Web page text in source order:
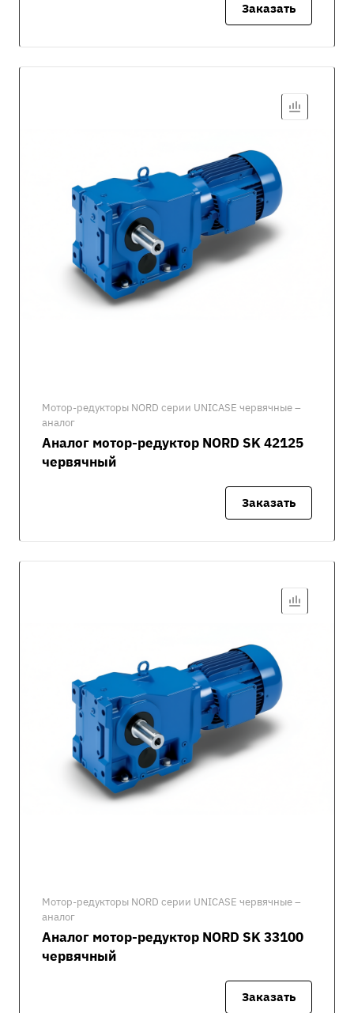
Заказать
Мотор-редукторы NORD серии UNICASE червячные –
аналог
Аналог мотор-редуктор NORD SK 42125
червячный
Заказать
Мотор-редукторы NORD серии UNICASE червячные –
аналог
Аналог мотор-редуктор NORD SK 33100
червячный
Заказать